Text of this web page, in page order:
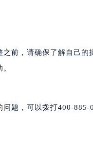
）
前，请确保了解自己的
题，可以拨打400-885-